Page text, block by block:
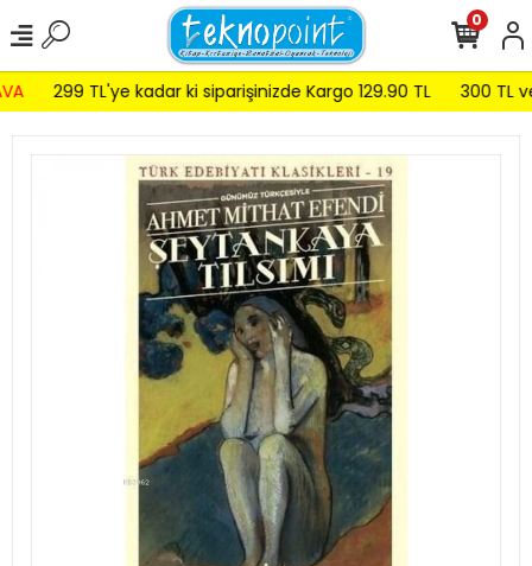
299 TL'ye kadar ki siparişinizde Kargo 129.90 TL 300 TL
0